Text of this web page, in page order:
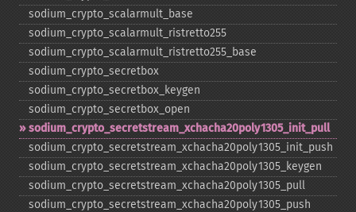
sodium_​crypto_​scalarmult_​base
sodium_​crypto_​scalarmult_​ristretto255
sodium_​crypto_​scalarmult_​ristretto255_​base
sodium_​crypto_​secretbox
sodium_​crypto_​secretbox_​keygen
sodium_​crypto_​secretbox_​open
sodium_​crypto_​secretstream_​xchacha20poly1305_​init_​pull
sodium_​crypto_​secretstream_​xchacha20poly1305_​init_​push
sodium_​crypto_​secretstream_​xchacha20poly1305_​keygen
sodium_​crypto_​secretstream_​xchacha20poly1305_​pull
sodium_​crypto_​secretstream_​xchacha20poly1305_​push